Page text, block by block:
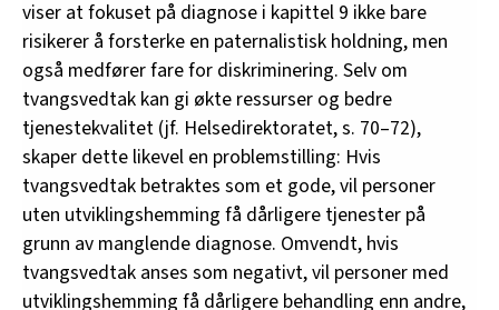
viser at fokuset på diagnose i kapittel 9 ikke bare
risikerer å forsterke en paternalistisk holdning, men
også medfører fare for diskriminering. Selv om
tvangsvedtak kan gi økte ressurser og bedre
tjenestekvalitet (jf. Helsedirektoratet, s. 70–72),
skaper dette likevel en problemstilling: Hvis
tvangsvedtak betraktes som et gode, vil personer
uten utviklingshemming få dårligere tjenester på
grunn av manglende diagnose. Omvendt, hvis
tvangsvedtak anses som negativt, vil personer med
utviklingshemming få dårligere behandling enn andre,